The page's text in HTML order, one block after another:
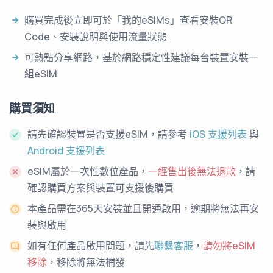
購買完成後立即可於「我的eSIMs」查看安裝QR
Code、安裝說明與使用流量狀態
可熱點分享網路，基於網路穩定性建議每台裝置安裝一
組eSIM
購買須知
請先確認裝置是否支援eSIM，請參考 iOS 支援列表 與
Android 支援列表
eSIM屬於一次性數位產品， 一經售出後無法退款 ，請
確認購買方案與裝置可支援後購買
本產品需在365天安裝並且開通啟用，逾期將無法再安
裝與啟用
如有任何產品啟用問題，請先聯繫客服 ， 請勿將eSIM
移除 ，移除將無法補發